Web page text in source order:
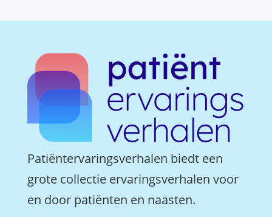
Patiëntervaringsverhalen biedt een
grote collectie ervaringsverhalen voor
en door patiënten en naasten.